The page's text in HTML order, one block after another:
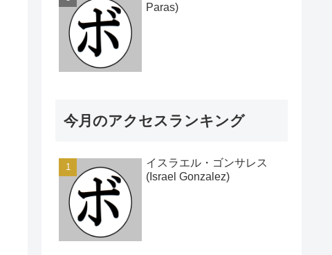
Paras)
今月のアクセスランキング
イスラエル・ゴンサレス
(Israel Gonzalez)